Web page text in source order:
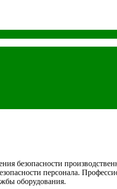
безопасности
персонала.
оборудования.